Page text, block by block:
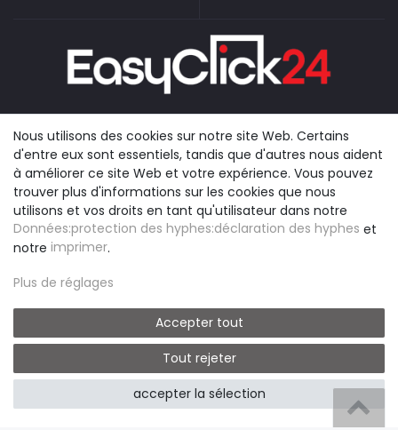
service@easyclick24.com
INFORMATION
Méthodes d'expédition et
de paiement
Contact
Résilier le contrat
Protection des données
Imprimer
B2B LOGIN
Nous utilisons des cookies sur notre site Web. Certains
d'entre eux sont essentiels, tandis que d'autres nous aident
à améliorer ce site Web et votre expérience. Vous pouvez
trouver plus d'informations sur les cookies que nous
utilisons et vos droits en tant qu'utilisateur dans notre
Données:protection des hyphes:déclaration des hyphes et
notre imprimer.
Plus de réglages
Accepter tout
Tout rejeter
accepter la sélection